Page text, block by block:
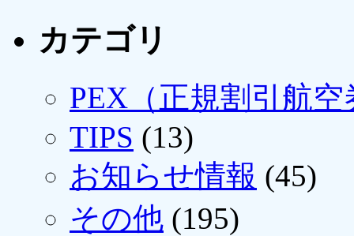
カテゴリ
PEX（正規割引航空
TIPS (13)
お知らせ情報 (45)
その他 (195)